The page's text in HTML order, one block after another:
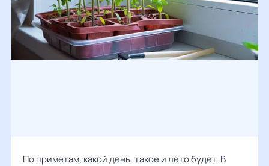
По приметам, какой день, такое и лето будет. В